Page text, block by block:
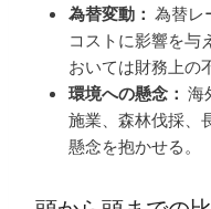
為替変動： 為替レ
コストに影響を与
おいては財務上の
環境への懸念： 海
施業、森林伐採、
懸念を抱かせる。